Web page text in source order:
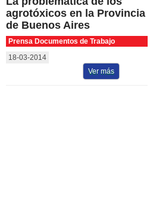
agrotóxicos en la Provincia
de Buenos Aires
Prensa Documentos de Trabajo
18-03-2014
Ver más